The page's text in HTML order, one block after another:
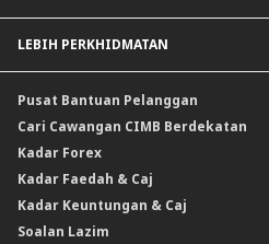
Kadar Keuntungan
Penyelesaian Perlindungan Nilai Komoditi
Insurans Am / Takaful
LEBIH PERKHIDMATAN
Pusat Bantuan Pelanggan
Cari Cawangan CIMB Berdekatan
Kadar Forex
Kadar Faedah & Caj
Kadar Keuntungan & Caj
Soalan Lazim